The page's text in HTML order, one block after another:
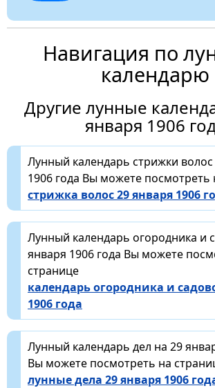
Навигация по
календарю
Другие лунные
января 1906
Лунный календарь стрижки
1906 года Вы можете посмотреть
стрижка волос 29 января 1906
Лунный календарь огородника и
января 1906 года Вы можете
странице
календарь огородника и
1906 года
Лунный календарь дел на 29
Вы можете посмотреть на
лунные дела 29 января 1906